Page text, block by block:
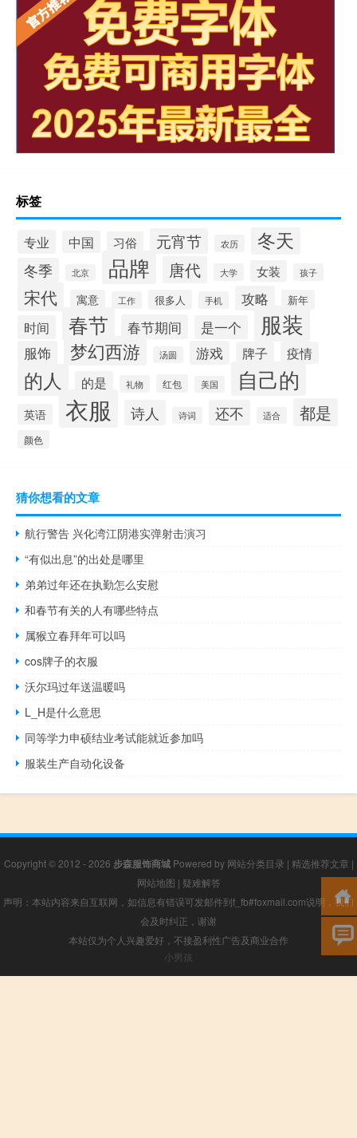
标签
专业 中国 习俗 元宵节 农历 冬天
冬季 北京 品牌 唐代 大学 女装 孩子
宋代 寓意 工作 很多人 手机 攻略 新年
时间 春节 春节期间 是一个 服装
服饰 梦幻西游 汤圆 游戏 牌子 疫情
的人 的是 礼物 红包 美国 自己的
英语 衣服 诗人 诗词 还不 适合 都是
颜色
猜你想看的文章
航行警告 兴化湾江阴港实弹射击演习
“有似出息”的出处是哪里
弟弟过年还在执勤怎么安慰
和春节有关的人有哪些特点
属猴立春拜年可以吗
cos牌子的衣服
沃尔玛过年送温暖吗
L_H是什么意思
同等学力申硕结业考试能就近参加吗
服装生产自动化设备
Copyright © 2012 - 2026 步森服饰商城Powered by 网站分类目录 | 精选推荐文章 |
网站地图 | 疑难解答
声明：本站内容来自互联网，如信息有错误可发邮件到f_fb#foxmail.com说明，我们
会及时纠正，谢谢
本站仅为个人兴趣爱好，不接盈利性广告及商业合作
小男孩